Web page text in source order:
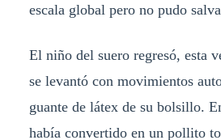
escala global pero no pudo
El niño del suero regresó, esta
se levantó con movimientos
guante de látex de su bolsillo.
había convertido en un pollito